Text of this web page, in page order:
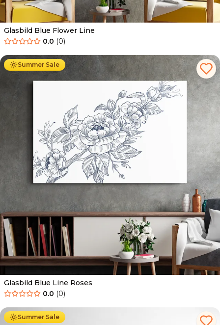
Glasbild Blue Flower Line
0.0 (0)
Summer Sale
Ab 69.90 € 44.90
Glasbild Blue Line Roses
0.0 (0)
Summer Sale
Ab 69.90 € 44.90